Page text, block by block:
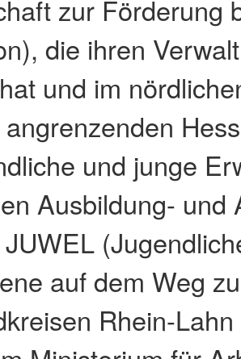
zur Förderung
die ihren
und im
und junge
Ausbildung- und
auf dem Weg
Rhein-